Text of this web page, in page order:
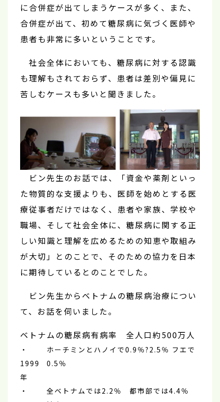
に合併症が出てしまうケースが多く、また、
合併症が出て、初めて糖尿病に気づく医師や
患者も非常に多いということです。
社会全体においても、糖尿病に対する認識
も理解もされておらず、患者は差別や偏見に
苦しむケースも多いと聞きました。
ビン先生のお話では、「資金や薬剤といっ
た物質的な支援よりも、医師を始めとする医
療従事者だけではなく、患者や家族、学校や
職場、そして社会全体に、糖尿病に関する正
しい知識と理解を広めるための知恵や取組み
が大切」とのことで、そのための協力を日本
に期待しているとのことでした。
ビン先生からベトナムの糖尿病治療につい
て、お話を伺いました。
ベトナムの糖尿病有病率 全人口約500万人
・
1999
年
ホーチミンとハノイで0.9％?2.5％ フエで
0.5％
・
全ベトナムでは2.2％ 都市部では4.4％